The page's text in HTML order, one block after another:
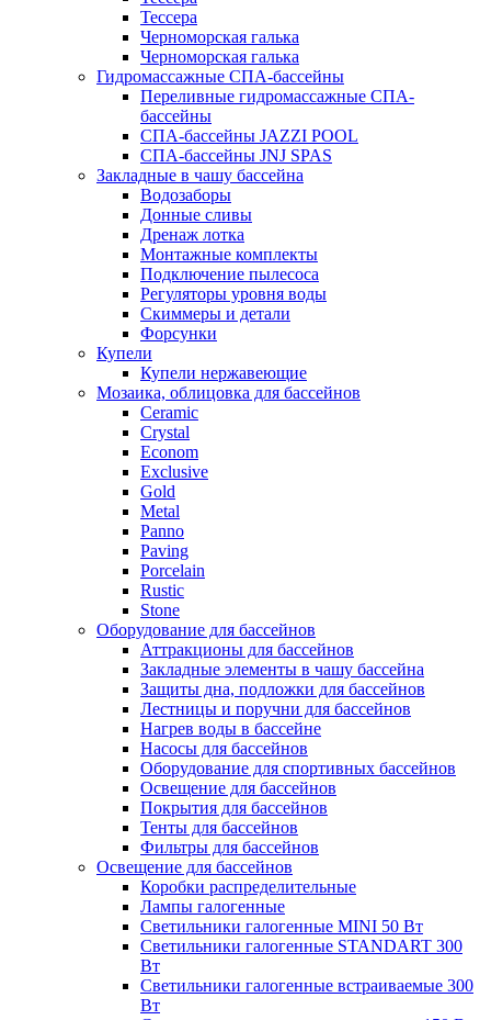
Тессера
Черноморская галька
Черноморская галька
Гидромассажные СПА-бассейны
Переливные гидромассажные СПА-
бассейны
СПА-бассейны JAZZI POOL
СПА-бассейны JNJ SPAS
Закладные в чашу бассейна
Водозаборы
Донные сливы
Дренаж лотка
Монтажные комплекты
Подключение пылесоса
Регуляторы уровня воды
Скиммеры и детали
Форсунки
Купели
Купели нержавеющие
Мозаика, облицовка для бассейнов
Ceramic
Crystal
Econom
Exclusive
Gold
Metal
Panno
Paving
Porcelain
Rustic
Stone
Оборудование для бассейнов
Аттракционы для бассейнов
Закладные элементы в чашу бассейна
Защиты дна, подложки для бассейнов
Лестницы и поручни для бассейнов
Нагрев воды в бассейне
Насосы для бассейнов
Оборудование для спортивных бассейнов
Освещение для бассейнов
Покрытия для бассейнов
Тенты для бассейнов
Фильтры для бассейнов
Освещение для бассейнов
Коробки распределительные
Лампы галогенные
Светильники галогенные MINI 50 Вт
Светильники галогенные STANDART 300
Вт
Светильники галогенные встраиваемые 300
Вт